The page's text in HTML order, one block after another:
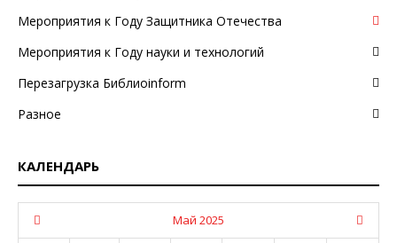
Мероприятия к Году Защитника Отечества
Мероприятия к Году науки и технологий
Перезагрузка Библиоinform
Разное
КАЛЕНДАРЬ
Май 2025